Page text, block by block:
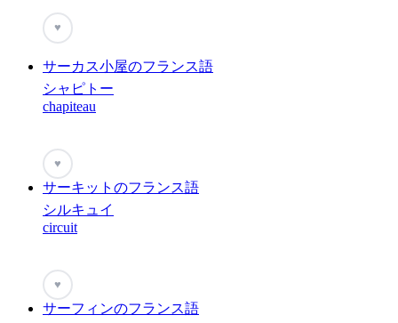
♥
サーカス小屋のフランス語
シャピトー
chapiteau
♥
サーキットのフランス語
シルキュイ
circuit
♥
サーフィンのフランス語